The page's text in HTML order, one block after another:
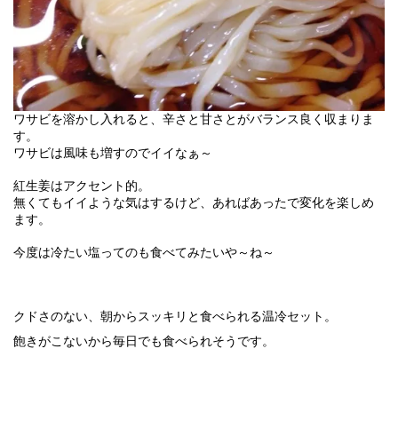
ワサビを溶かし入れると、辛さと甘さとがバランス良く収まりま
す。
ワサビは風味も増すのでイイなぁ～
紅生姜はアクセント的。
無くてもイイような気はするけど、あればあったで変化を楽しめ
ます。
今度は冷たい塩ってのも食べてみたいや～ね～
クドさのない、朝からスッキリと食べられる温冷セット。
飽きがこないから毎日でも食べられそうです。